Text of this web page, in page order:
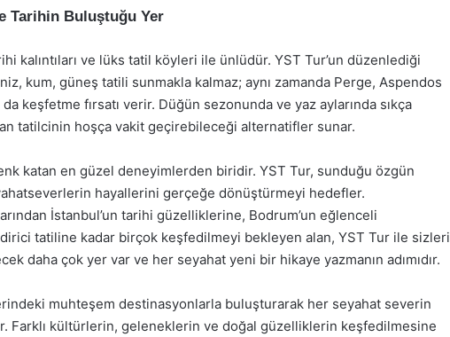
Tarihin Buluştuğu Yer
kalıntıları ve lüks tatil köyleri ile ünlüdür. YST Tur’un düzenlediği
kum, güneş tatili sunmakla kalmaz; aynı zamanda Perge, Aspendos
keşfetme fırsatı verir. Düğün sezonunda ve yaz aylarında sıkça
tatilcinin hoşça vakit geçirebileceği alternatifler sunar.
katan en güzel deneyimlerden biridir. YST Tur, sunduğu özgün
hayallerini gerçeğe dönüştürmeyi hedefler.
İstanbul’un tarihi güzelliklerine, Bodrum’un eğlenceli
tatiline kadar birçok keşfedilmeyi bekleyen alan, YST Tur ile sizleri
daha çok yer var ve her seyahat yeni bir hikaye yazmanın adımıdır.
muhteşem destinasyonlarla buluşturarak her seyahat severin
Farklı kültürlerin, geleneklerin ve doğal güzelliklerin keşfedilmesine